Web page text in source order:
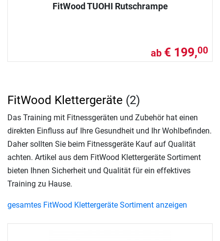
FitWood TUOHI Rutschrampe
ab € 199,00
FitWood Klettergeräte (2)
Das Training mit Fitnessgeräten und Zubehör hat einen
direkten Einfluss auf Ihre Gesundheit und Ihr Wohlbefinden.
Daher sollten Sie beim Fitnessgeräte Kauf auf Qualität
achten. Artikel aus dem FitWood Klettergeräte Sortiment
bieten Ihnen Sicherheit und Qualität für ein effektives
Training zu Hause.
gesamtes FitWood Klettergeräte Sortiment anzeigen